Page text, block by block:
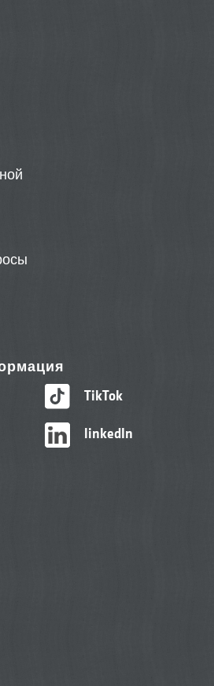
TikTok
linkedIn